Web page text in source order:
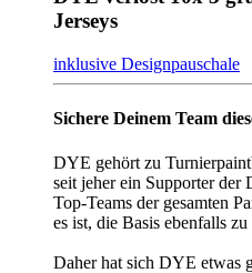
Jerseys
inklusive Designpauschale
Sichere Deinem Team
DYE gehört zu
seit jeher ein Supporter der
Top-Teams der gesamten
es ist, die Basis ebenfalls zu
Daher hat sich DYE etwas